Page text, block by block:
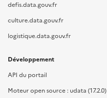
defis.data.gouv.fr
culture.data.gouv.fr
logistique.data.gouv.fr
Développement
API du portail
Moteur open source : udata (17.2.0)